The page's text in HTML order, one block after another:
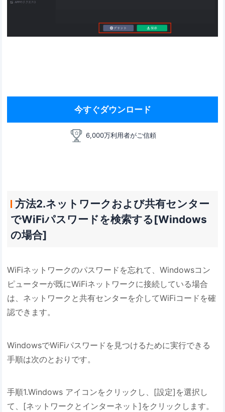
今すぐダウンロード
6,000万利用者がご信頼
方法2.ネットワークおよび共有センター
でWiFiパスワードを検索する[Windows
の場合]
WiFiネットワークのパスワードを忘れて、Windowsコン
ピューターが既にWiFiネットワークに接続している場合
は、ネットワークと共有センターを介してWiFiコードを確
認できます。
WindowsでWiFiパスワードを見つけるために実行できる
手順は次のとおりです。
手順1.Windows アイコンをクリックし、[設定]を選択し
て、[ネットワークとインターネット]をクリックします。